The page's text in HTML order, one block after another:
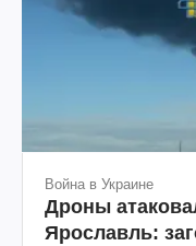
Война в Украине
Дроны
Ярославль: